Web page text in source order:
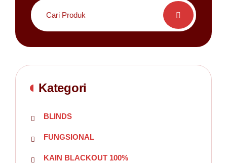
Search
for:
Kategori
BLINDS
FUNGSIONAL
KAIN BLACKOUT 100%